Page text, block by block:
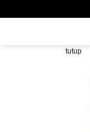
ke
tutup